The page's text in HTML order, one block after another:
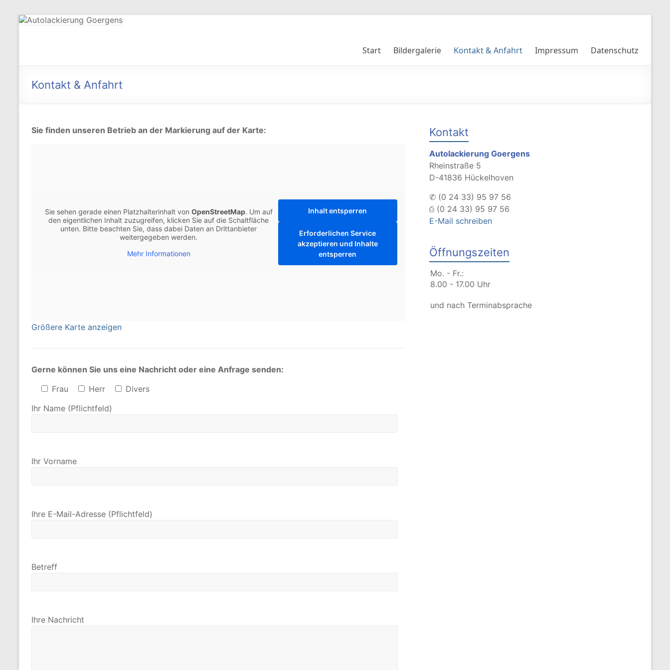
Zum
Start Bildergalerie Kontakt & Anfahrt Impressum Datenschutz
Kontakt & Anfahrt
Sie finden unseren Betrieb an der Markierung auf der Karte:
Sie sehen gerade einen Platzhalterinhalt von OpenStreetMap. Um auf
den eigentlichen Inhalt zuzugreifen, klicken Sie auf die Schaltfläche
unten. Bitte beachten Sie, dass dabei Daten an Drittanbieter
weitergegeben werden.
Mehr Informationen
Inhalt entsperren
Erforderlichen Service
akzeptieren und Inhalte
entsperren
Größere Karte anzeigen
Gerne können Sie uns eine Nachricht oder eine Anfrage senden:
Frau
Herr
Divers
Ihr Name (Pflichtfeld)
Ihr Vorname
Ihre E-Mail-Adresse (Pflichtfeld)
Betreff
Ihre Nachricht
Kontakt
Autolackierung Goergens
Rheinstraße 5
D-41836 Hückelhoven
✆ (0 24 33) 95 97 56
⎙ (0 24 33) 95 97 56
E-Mail schreiben
Öffnungszeiten
Mo. - Fr.:
8.00 - 17.00 Uhr
und nach Terminabsprache